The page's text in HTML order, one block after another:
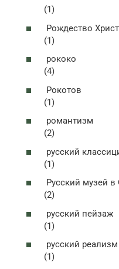
(1)
Рождество
(1)
рококо
(4)
Рокотов
(1)
романтизм
(2)
русский
(1)
Русский музей
(2)
русский пейзаж
(1)
русский реализм
(1)